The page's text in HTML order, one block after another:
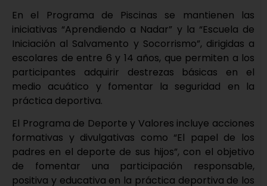
En el Programa de Piscinas se mantienen las
iniciativas “Aprendiendo a Nadar” y la “Escuela de
Iniciación al Salvamento y Socorrismo”, dirigidas a
escolares de entre 6 y 14 años, que permiten a los
participantes adquirir destrezas básicas en el
medio acuático y fomentar la seguridad en la
práctica deportiva.
El Programa de Deporte y Valores incluye acciones
formativas y divulgativas como “El papel de los
padres en el deporte de sus hijos”, con el objetivo
de fomentar una participación responsable,
positiva y educativa en la práctica deportiva de los